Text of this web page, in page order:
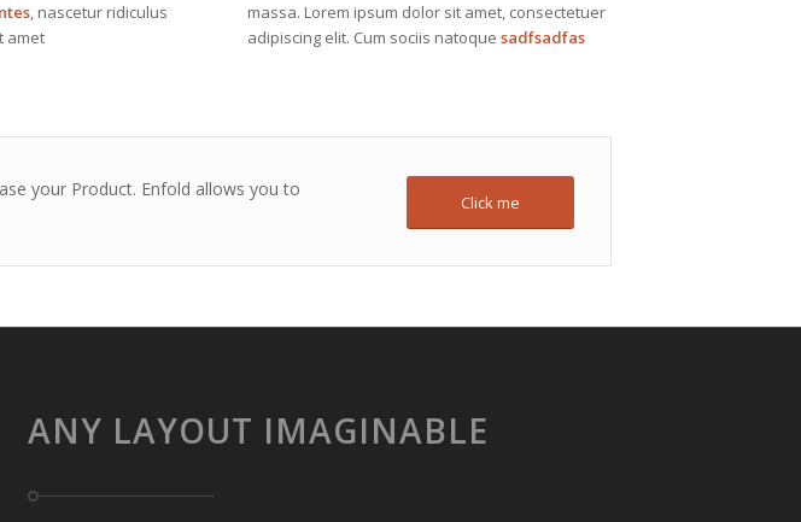
, nascetur ridiculus
amet
massa. Lorem ipsum dolor sit amet, consectetuer
adipiscing elit. Cum sociis natoque sadfsadfas
your Product. Enfold allows you to
Click me
ANY LAYOUT IMAGINABLE